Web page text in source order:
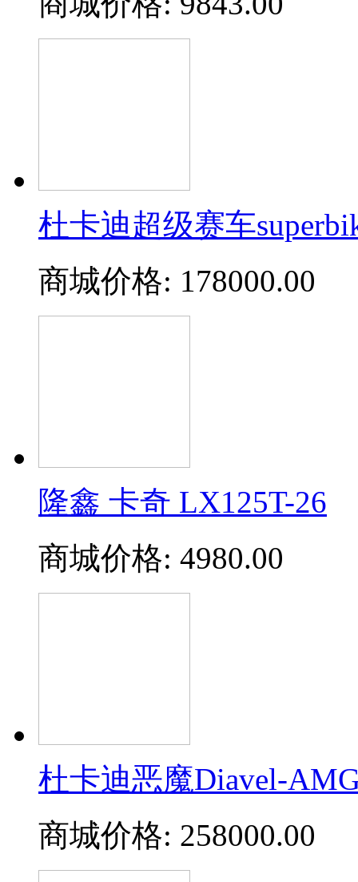
杜卡迪超级赛车
商城价格: 178000.00
隆鑫 卡奇 LX125T-26
商城价格: 4980.00
杜卡迪恶魔Diavel-
商城价格: 258000.00